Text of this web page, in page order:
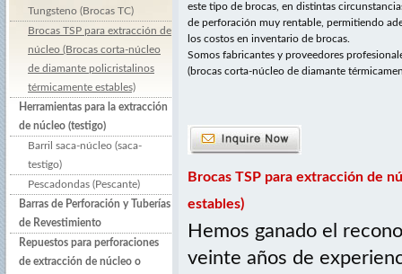
Tungsteno (Brocas TC)
Brocas TSP para extracción de
núcleo (Brocas corta-núcleo
de diamante policristalinos
térmicamente estables)
Herramientas para la extracción
de núcleo (testigo)
Barril saca-núcleo (saca-
testigo)
Pescadondas (Pescante)
Barras de Perforación y Tuberías
de Revestimiento
Repuestos para perforaciones
de extracción de núcleo o
este tipo de brocas, en distintas
de perforación muy rentable, permitiendo
los costos en inventario de brocas.
Somos fabricantes y proveedores
(brocas corta-núcleo de diamante
Brocas TSP para extracción de
estables)
Hemos ganado el
veinte años de